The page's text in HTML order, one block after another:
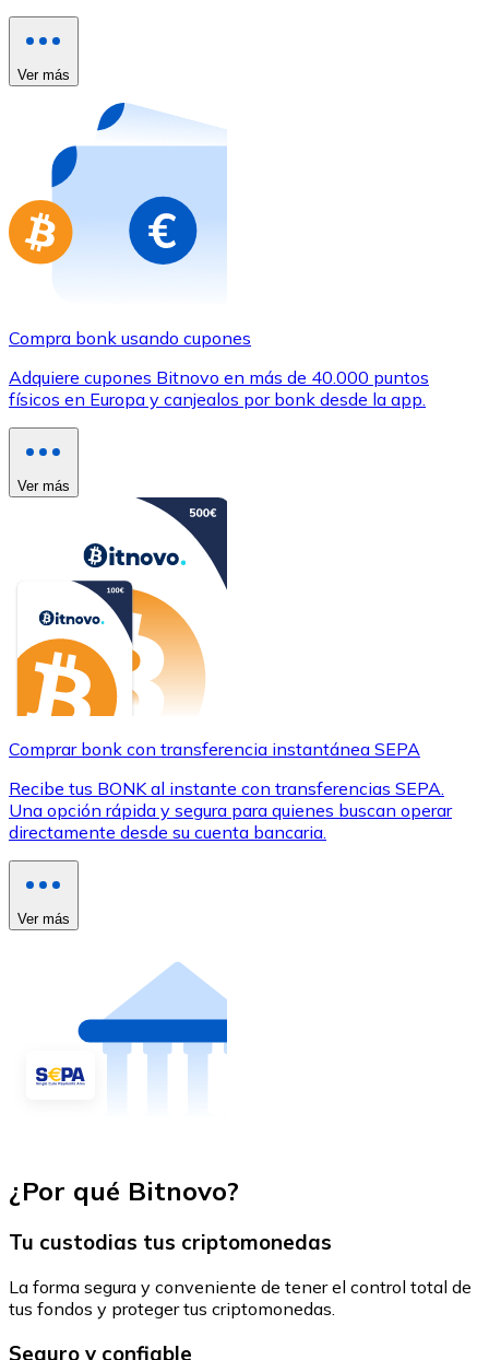
Comprar con tarjeta
Compra tarjetas regalo de tus marcas favoritas con
Ir a la tienda de tarjetas regalo
Ver más
Compra bonk usando cupones
Adquiere cupones Bitnovo en más de 40.000 puntos
físicos en Europa y canjealos por bonk desde la app.
Ver más
Comprar bonk con transferencia instantánea SEPA
Recibe tus BONK al instante con transferencias SEPA.
Una opción rápida y segura para quienes buscan operar
directamente desde su cuenta bancaria.
Ver más
¿Por qué Bitnovo?
Tu custodias tus criptomonedas
La forma segura y conveniente de tener el control total de
tus fondos y proteger tus criptomonedas.
Seguro y confiable